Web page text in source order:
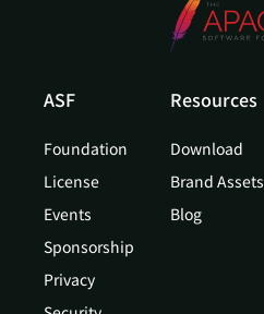
ASF
Foundation
License
Events
Sponsorship
Privacy
Resources
Download
Brand Assets
Blog